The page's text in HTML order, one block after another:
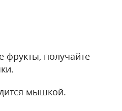
фрукты, получайте
мышкой.